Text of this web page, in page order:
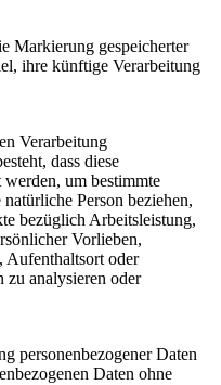
Markierung gespeicherter
ihre künftige Verarbeitung
Verarbeitung
dass diese
werden, um bestimmte
Person beziehen,
bezüglich Arbeitsleistung,
Vorlieben,
Aufenthaltsort oder
zu analysieren oder
personenbezogener Daten
Daten ohne